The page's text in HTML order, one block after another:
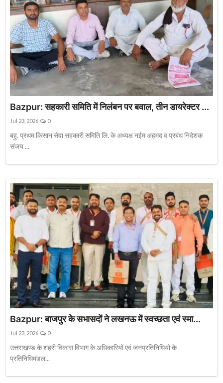
Bazpur: सहकारी समिति में निलंबन पर बवाल, तीन डायरेक्टर ...
Jul 23, 2026 0
बहु. प्रथम किसान सेवा सहकारी समिति लि. के अध्यक्ष नईम अहमद व प्रबंध निदेशक
संजय ...
Bazpur: बाजपुर के सभासदों ने लखनऊ में स्वच्छता एवं स्मा...
Jul 23, 2026 0
उत्तराखण्ड के शहरी विकास विभाग के अधिकारियों एवं जनप्रतिनिधियों के
प्रतिनिधिमंडल...